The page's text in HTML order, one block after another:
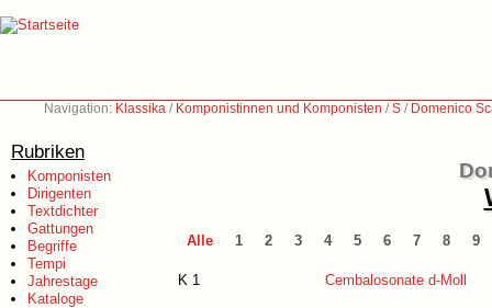
Navigation: Klassika / Komponistinnen und Komponisten /S / Domenico
Rubriken
Komponisten
Dirigenten
Textdichter
Gattungen
Begriffe
Tempi
Jahrestage
Kataloge
Alle 1 2 3 4 5 6 7 8 9
K 1 Cembalosonate d-Moll